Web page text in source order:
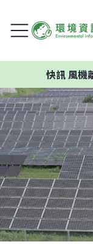
風機離聚落